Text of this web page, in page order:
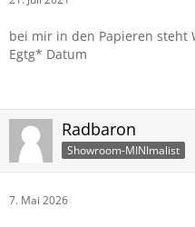
bei mir in den Papieren steht
Egtg* Datum
Radbaron
Showroom-MINImalist
7. Mai 2026